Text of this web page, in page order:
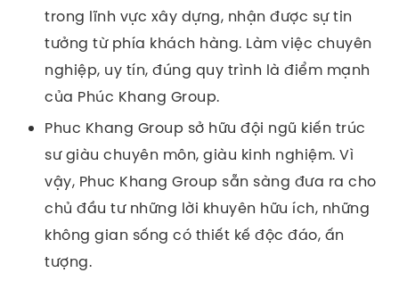
trong lĩnh vực xây dựng, nhận được sự tin
tưởng từ phía khách hàng. Làm việc chuyên
nghiệp, uy tín, đúng quy trình là điểm mạnh
của Phúc Khang Group.
Phuc Khang Group sở hữu đội ngũ kiến trúc
sư giàu chuyên môn, giàu kinh nghiệm. Vì
vậy, Phuc Khang Group sẵn sàng đưa ra cho
chủ đầu tư những lời khuyên hữu ích, những
không gian sống có thiết kế độc đáo, ấn
tượng.